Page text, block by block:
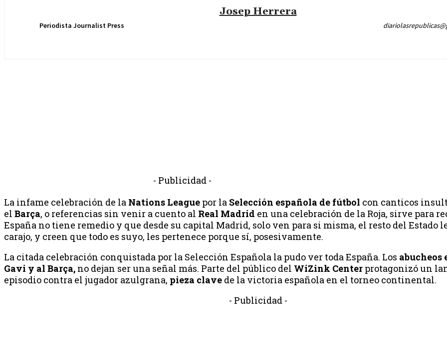
Josep Herrera
Periodista Journalist Press
- Publicidad -
La infame celebración de la Nations League por la Selección española de fútbol con canticos
el Barça, o referencias sin venir a cuento al Real Madrid en una celebración de la Roja, sirve para
España no tiene remedio y que desde su capital Madrid, solo ven para si misma, el resto del Estado
carajo, y creen que todo es suyo, les pertenece porque sí, posesivamente.
La citada celebración conquistada por la Selección Española la pudo ver toda España. Los abucheos
Gavi y al Barça, no dejan ser una señal más. Parte del público del WiZink Center protagonizó un
episodio contra el jugador azulgrana, pieza clave de la victoria española en el torneo continental.
- Publicidad -